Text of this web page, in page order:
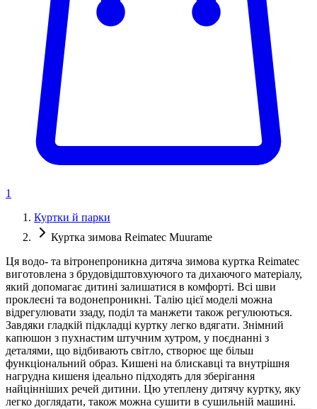
1
Куртки й парки
Куртка зимова Reimatec Muurame
Ця водо- та вітронепроникна дитяча зимова куртка Reimatec
виготовлена ​​з брудовідштовхуючого та дихаючого матеріалу,
який допомагає дитині залишатися в комфорті. Всі шви
проклеєні та водонепроникні. Талію цієї моделі можна
відрегулювати ззаду, поділ та манжети також регулюються.
Завдяки гладкій підкладці куртку легко вдягати. Знімний
капюшон з пухнастим штучним хутром, у поєднанні з
деталями, що відбивають світло, створює ще більш
функціональний образ. Кишені на блискавці та внутрішня
нагрудна кишеня ідеально підходять для зберігання
найцінніших речей дитини. Цю утеплену дитячу куртку, яку
легко доглядати, також можна сушити в сушильній машині.